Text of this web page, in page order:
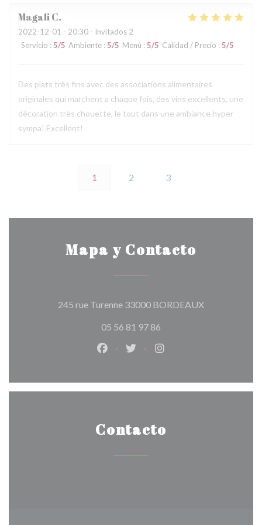
MagaliC
2022-12-01 - 20:30 - Invitados 2
Servicio : 5/5 Ambiente : 5/5 Menú : 5/5 Calidad / Precio : 5/5
Des plats très fins avec des associations alimentaires
originales qui marchent a chaque fois, des vins excellents, une
décoration très chouette, le tout dans une ambiance hyper
sympa! Excellent!
1 2 3
Mapa y Contacto
245 rue Turenne 33000 BORDEAUX((abre en una
05 56 81 97 86
Facebook ((abre en una nueva
Twitter ((abre en una nueva
Instagram ((abre en
Contacto